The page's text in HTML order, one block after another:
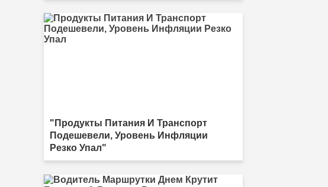
"Продукты Питания И Транспорт
Подешевели, Уровень Инфляции
Резко Упал"